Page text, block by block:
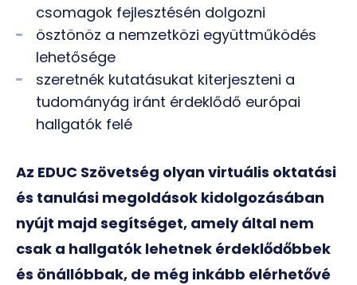
csomagok fejlesztésén dolgozni
ösztönöz a nemzetközi együttműködés
lehetősége
szeretnék kutatásukat kiterjeszteni a
tudományág iránt érdeklődő európai
hallgatók felé
Az EDUC Szövetség olyan virtuális oktatási
és tanulási megoldások kidolgozásában
nyújt majd segítséget, amely által nem
csak a hallgatók lehetnek érdeklődőbbek
és önállóbbak, de még inkább elérhetővé